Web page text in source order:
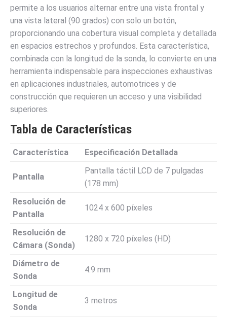
permite a los usuarios alternar entre una vista frontal y
una vista lateral (90 grados) con solo un botón,
proporcionando una cobertura visual completa y detallada
en espacios estrechos y profundos. Esta característica,
combinada con la longitud de la sonda, lo convierte en una
herramienta indispensable para inspecciones exhaustivas
en aplicaciones industriales, automotrices y de
construcción que requieren un acceso y una visibilidad
superiores.
Tabla de Características
Característica Especificación Detallada
Pantalla
Pantalla táctil LCD de 7 pulgadas
(178 mm)
Resolución de
Pantalla
1024 x 600 píxeles
Resolución de
Cámara (Sonda)
1280 x 720 píxeles (HD)
Diámetro de
Sonda
4.9 mm
Longitud de
Sonda
3 metros